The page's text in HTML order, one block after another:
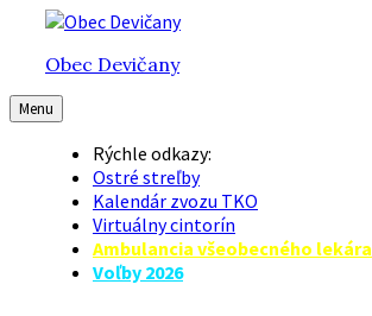
Preskočiť
obsah
Preskočiť
hlavnú
navigáciu
Preskočiť
pätičkuObec Devičany
Menu
Rýchle odkazy:
Ostré streľby
Kalendár zvozu TKO
Virtuálny cintorín
Ambulancia všeobecného lekára
Voľby 2026